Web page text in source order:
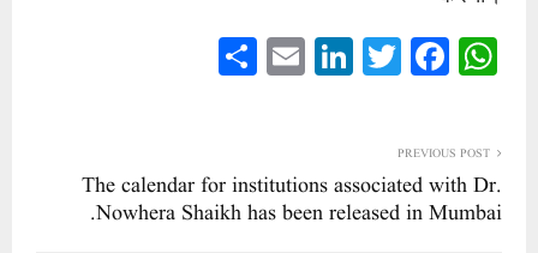
W
ha
A
pp
Fa
ce
ok
T
wi
r
Li
nk
In
E
m
PREVIOUS POST
The calendar for institutions associated with Dr.
Nowhera Shaikh has been released in Mumbai.